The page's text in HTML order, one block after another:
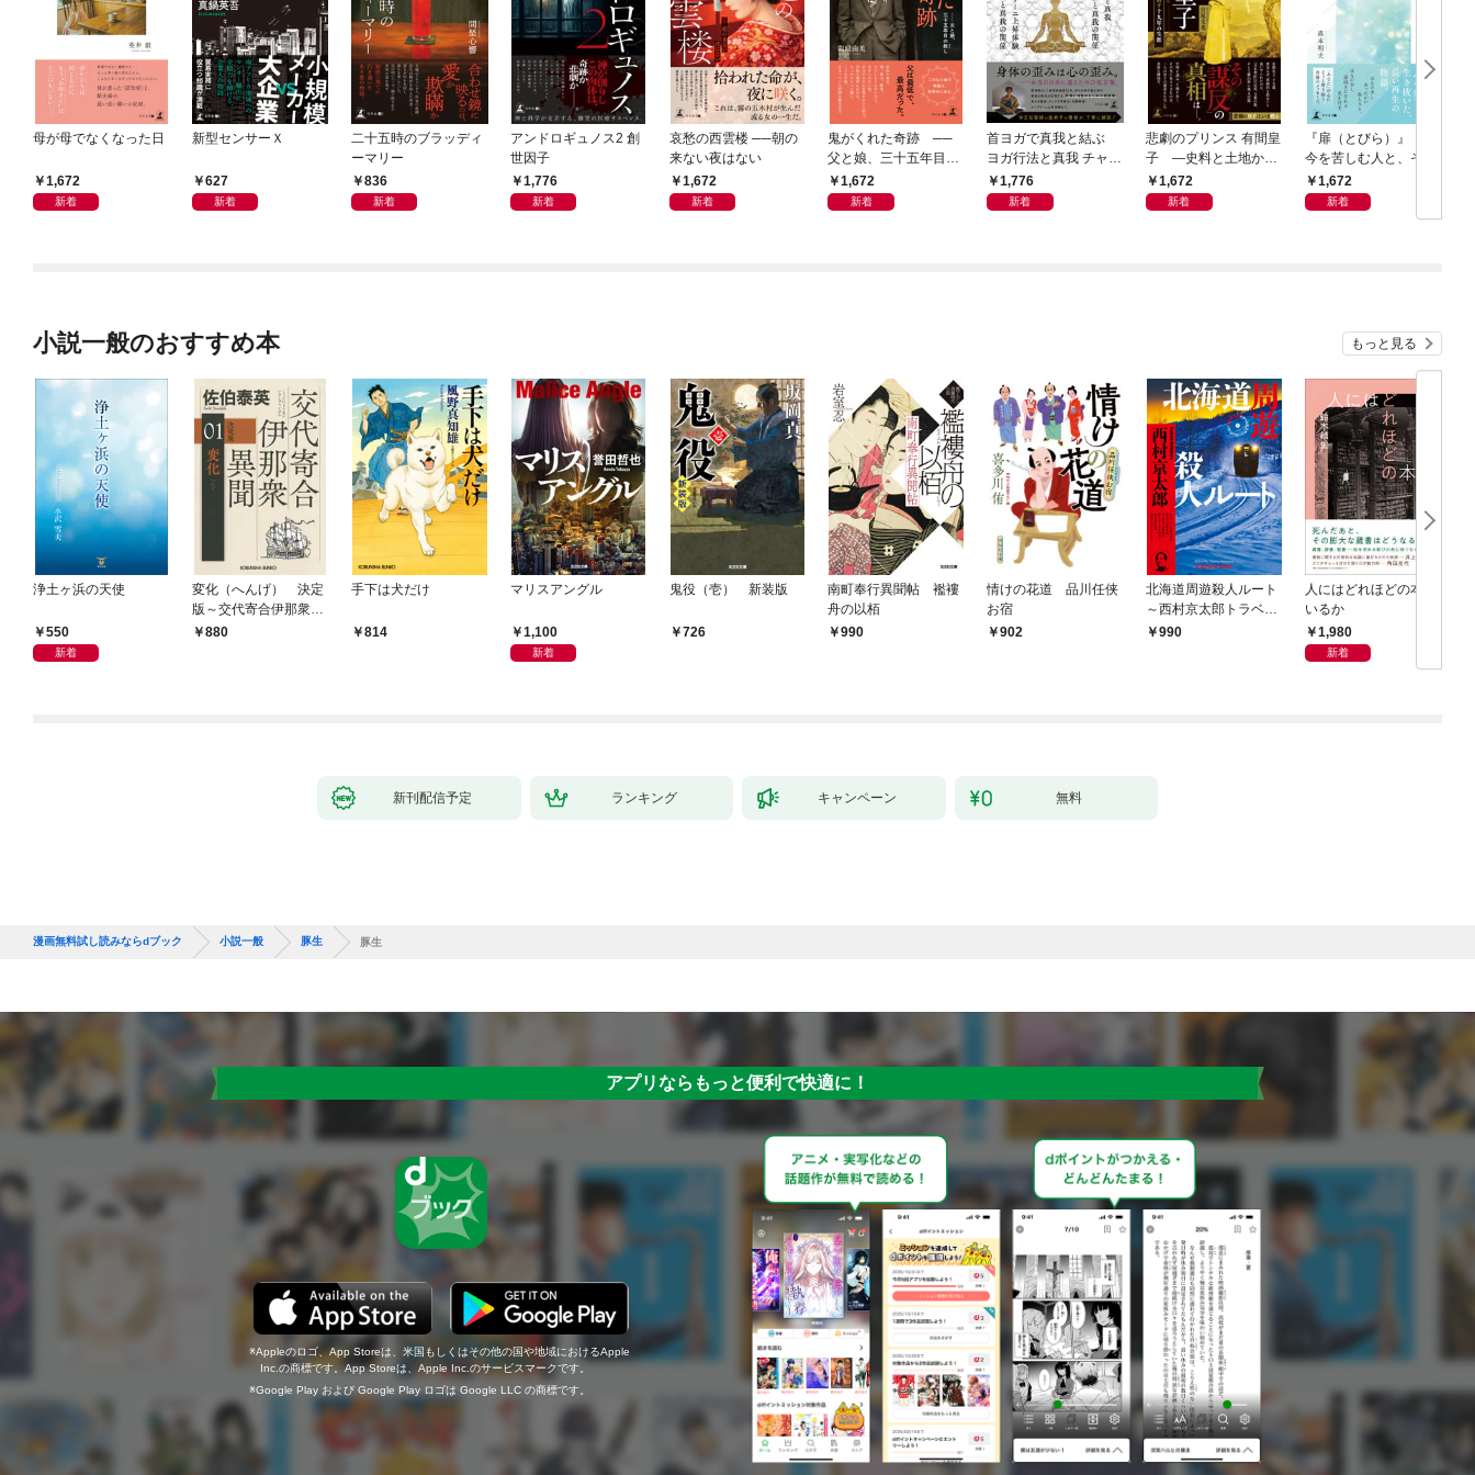
母が母でなくなった日
1,672
新着
新型センサーＸ
627
新着
二十五時のブラッディ
ーマリー
836
新着
アンドロギュノス2 創
世因子
1,776
新着
哀愁の西雲楼 ──朝の
来ない夜はない
1,672
新着
鬼がくれた奇跡 ──
父と娘、三十五年目の
赦し1,672
新着
首ヨガで真我と結ぶ
ヨガ行法と真我 チャク
ラと真我の関係 クンダ
リーニ上昇体験 次元上
1,776
新着
悲劇のプリンス 有間皇
子 ―史料と土地から
読み直す十九年の生涯
1,672
新着
『扉（とびら）』 ～
今を苦しむ人と、その
ご家族、そして「あな
た」へ～
1,672
新着
小説一般のおすすめ本 もっと見る
浄土ヶ浜の天使
550
新着
変化（へんげ） 決定
版～交代寄合伊那衆異
聞（1）～
880
手下は犬だけ
814
マリスアングル
1,100
新着
鬼役（壱） 新装版
726
南町奉行異聞帖 襤褸
舟の以栢
990
情けの花道 品川任侠
お宿
902
北海道周遊殺人ルート
～西村京太郎トラベル
ミステリー・セレクシ
990
人にはどれほどの本が
いるか
1,980
新着
新刊配信予定 ランキング キャンペーン 無料
漫画無料試し読みならdブック 小説一般 豚生 豚生
アプリならもっと便利で快適に！
Appleのロゴ、App Storeは、米国もしくはその他の国や地域におけるApple
Inc.の商標です。App Storeは、Apple Inc.のサービスマークです。
Google Play および Google Play ロゴは Google LLC の商標です。